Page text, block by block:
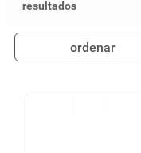
ordenar
4º iogurte